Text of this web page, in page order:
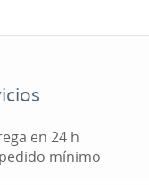
en 24 h
mínimo